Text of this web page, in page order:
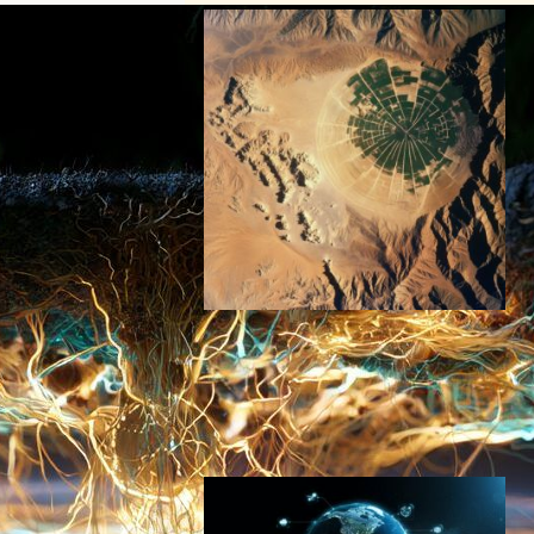
Sen社のISSカメラが捉えた
砂漠の謎模様—宇宙から見た
驚くべき姿
スペーステクノロジーニュース
2025年4月21日16:47